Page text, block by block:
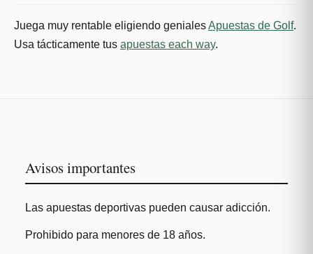
Juega muy rentable eligiendo genialesApuestas de Golf.
Usa tácticamente tus apuestas each way.
Avisos importantes
Las apuestas deportivas pueden causar adicción.
Prohibido para menores de 18 años.